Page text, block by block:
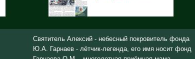
Святитель Алексий - небесный покровитель фонда
Ю.А. Гарнаев - лётчик-легенда, его имя носит фонд